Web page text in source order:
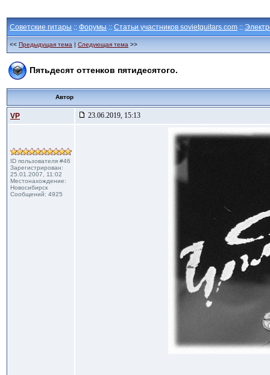
Советские гитары :: Форумы :: Статьи участников sovietguitars.com ::
<< Предыдущая тема | Следующая тема >>
Пятьдесят оттенков пятидесятого.
Автор
VP 23.06.2019, 15:13
ID пользователя #46
Зарегистрирован:
25.01.2007, 11:02
Местонахождение:
Новосибирск
Сообщений: 4925